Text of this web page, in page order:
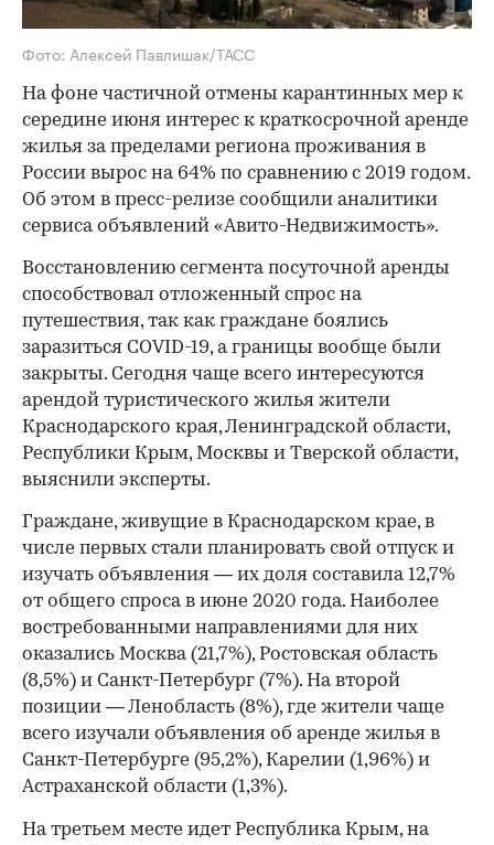
Фото: Алексей Павлишак/ТАСС
На фоне частичной отмены карантинных мер к
середине июня интерес к краткосрочной аренде
жилья за пределами региона проживания в
России вырос на 64% по сравнению с 2019 годом.
Об этом в пресс-релизе сообщили аналитики
сервиса объявлений «Авито-Недвижимость».
Восстановлению сегмента посуточной аренды
способствовал отложенный спрос на
путешествия, так как граждане боялись
заразиться COVID-19, а границы вообще были
закрыты. Сегодня чаще всего интересуются
арендой туристического жилья жители
Краснодарского края, Ленинградской области,
Республики Крым, Москвы и Тверской области,
выяснили эксперты.
Граждане, живущие в Краснодарском крае, в
числе первых стали планировать свой отпуск и
изучать объявления — их доля составила 12,7%
от общего спроса в июне 2020 года. Наиболее
востребованными направлениями для них
оказались Москва (21,7%), Ростовская область
(8,5%) и Санкт-Петербург (7%). На второй
позиции — Ленобласть (8%), где жители чаще
всего изучали объявления об аренде жилья в
Санкт-Петербурге (95,2%), Карелии (1,96%) и
Астраханской области (1,3%).
На третьем месте идет Республика Крым, на